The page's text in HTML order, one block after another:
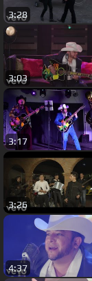
3:28
3:03
3:17
3:26
4:37